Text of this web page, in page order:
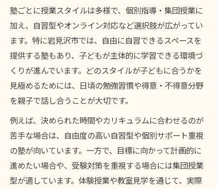
塾ごとに授業スタイルは多様で、個別指導・集団授業に
加え、自習型やオンライン対応など選択肢が広がってい
ます。特に岩見沢市では、自由に自習できるスペースを
提供する塾もあり、子どもが主体的に学習できる環境づ
くりが進んでいます。どのスタイルが子どもに合うかを
見極めるためには、日頃の勉強習慣や得意・不得意分野
を親子で話し合うことが大切です。
例えば、決められた時間やカリキュラムに合わせるのが
苦手な場合は、自由度の高い自習型や個別サポート重視
の塾が向いています。一方で、目標に向かって計画的に
進めたい場合や、受験対策を重視する場合には集団授業
型が適しています。体験授業や教室見学を通じて、実際